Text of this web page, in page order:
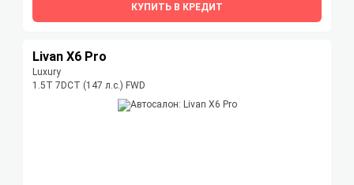
КУПИТЬ В КРЕДИТ
Livan X6 Pro
Luxury
1.5T 7DCT (147 л.с.) FWD